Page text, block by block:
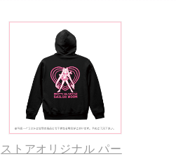
ストアオリジナル パー